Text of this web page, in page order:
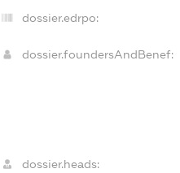
dossier.edrpo:
dossier.foundersAndBenef:
dossier.heads: